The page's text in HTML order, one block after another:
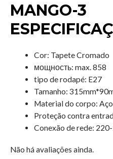
MANGO-3
Cor: Tapete Cromado
мощность: max. 858
tipo de rodapé: E27
Tamanho:
Material do corpo:
Proteção contra
Conexão de rede:
Não há avaliações ainda.